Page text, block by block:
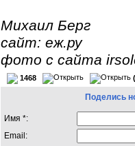
Михаил Берг
сайт: еж.ру
фото с сайта
1468
Поделись
Имя *:
Email: